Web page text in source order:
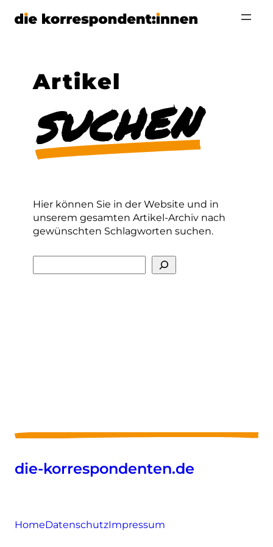
Zum
Artikel
suchen
Hier können Sie in der Website und in
unserem gesamten Artikel-Archiv nach
gewünschten Schlagworten suchen.
die-korrespondenten.de
HomeDatenschutzImpressum